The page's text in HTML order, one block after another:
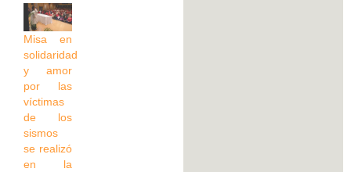
Misa en
solidaridad
y amor
por las
víctimas
de los
sismos
se realizó
en la